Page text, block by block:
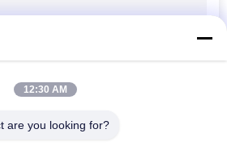
হাইড্রোজেন
12:30 AM
are you looking for?